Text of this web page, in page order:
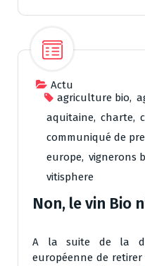
Actu
agriculture bio,
aquitaine, charte,
communiqué de
europe, vignerons
vitisphere
Non, le vin Bio
A la suite de la
européenne de